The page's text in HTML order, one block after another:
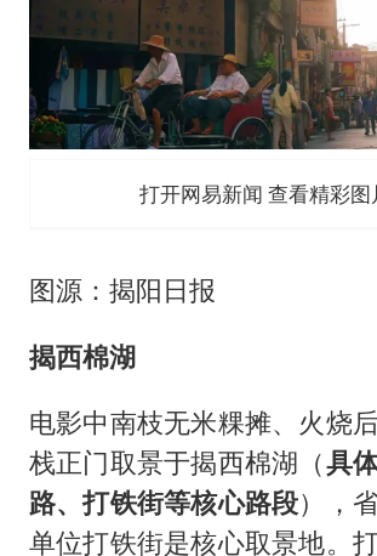
打开网易新闻 查看精彩图
图源：揭阳日报
揭西棉湖
电影中南枝无米粿摊、火烧
栈正门取景于揭西棉湖（具
路、打铁街等核心路段），
单位打铁街是核心取景地。